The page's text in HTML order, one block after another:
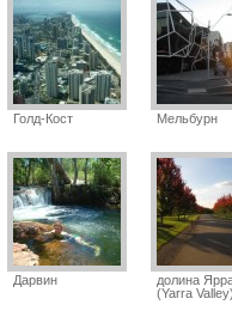
Голд-Кост Мельбурн
Дарвин
долина
(Yarra